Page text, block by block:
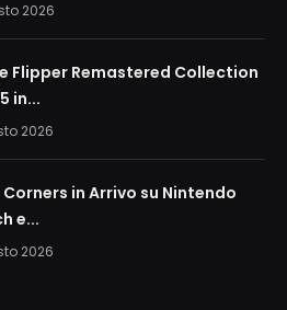
2026
Flipper Remastered Collection
in...
2026
in Arrivo su Nintendo
e...
2026